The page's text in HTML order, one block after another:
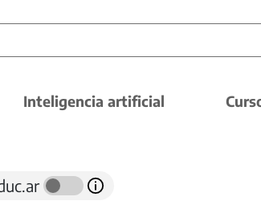
Inteligencia artificial